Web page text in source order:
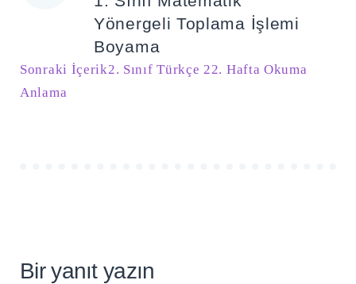
gezinmesiYönergeli Toplama İşlemi
Boyama
Sonraki İçerik2. Sınıf Türkçe 22. Hafta Okuma
Anlama
Bir yanıt yazın